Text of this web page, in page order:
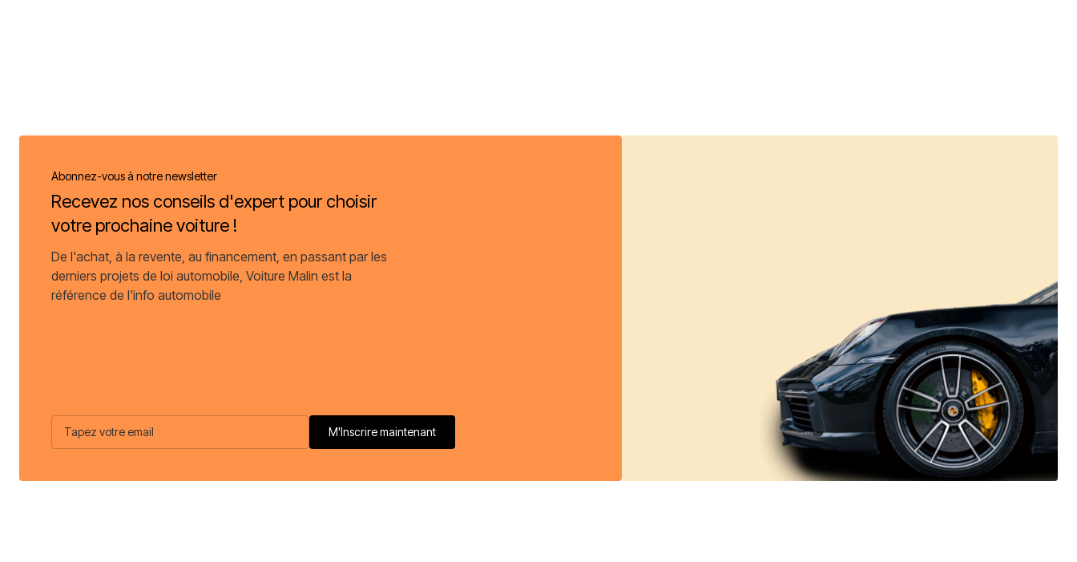
Abonnez-vous à notre newsletter
Recevez nos conseils d'expert pour choisir
votre prochaine voiture !
De l'achat, à la revente, au financement, en passant par les
derniers projets de loi automobile, Voiture Malin est la
référence de l'info automobile